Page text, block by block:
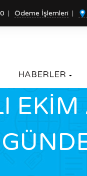
Ödeme İşlemleri
HABERLER 
EKİM